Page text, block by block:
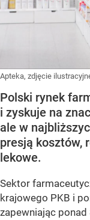
Apteka, zdjęcie
Polski rynek
i zyskuje na
ale w
presją kosztów,
lekowe.
Sektor
krajowego PKB i
zapewniając ponad